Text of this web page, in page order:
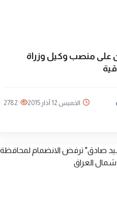
على منصب وكيل وزراة
الخميس 12 آذار 2015 2782